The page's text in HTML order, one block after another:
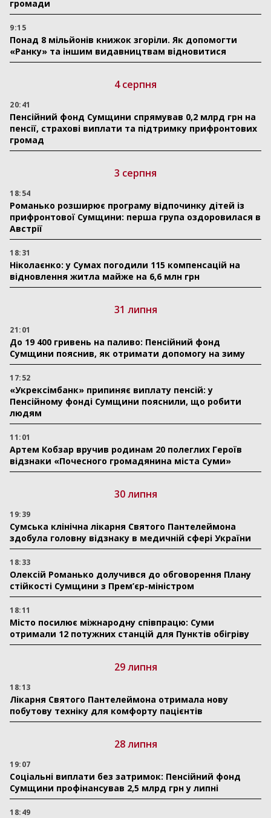
громади
9:15
Понад 8 мільйонів книжок згоріли. Як допомогти
«Ранку» та іншим видавництвам відновитися
4 серпня
20:41
Пенсійний фонд Сумщини спрямував 0,2 млрд грн на
пенсії, страхові виплати та підтримку прифронтових
громад
3 серпня
18:54
Романько розширює програму відпочинку дітей із
прифронтової Сумщини: перша група оздоровилася в
Австрії
18:31
Ніколаєнко: у Сумах погодили 115 компенсацій на
відновлення житла майже на 6,6 млн грн
31 липня
21:01
До 19 400 гривень на паливо: Пенсійний фонд
Сумщини пояснив, як отримати допомогу на зиму
17:52
«Укрексімбанк» припиняє виплату пенсій: у
Пенсійному фонді Сумщини пояснили, що робити
людям
11:01
Артем Кобзар вручив родинам 20 полеглих Героїв
відзнаки «Почесного громадянина міста Суми»
30 липня
19:39
Сумська клінічна лікарня Святого Пантелеймона
здобула головну відзнаку в медичній сфері України
18:33
Олексій Романько долучився до обговорення Плану
стійкості Сумщини з Прем’єр-міністром
18:11
Місто посилює міжнародну співпрацю: Суми
отримали 12 потужних станцій для Пунктів обігріву
29 липня
18:13
Лікарня Святого Пантелеймона отримала нову
побутову техніку для комфорту пацієнтів
28 липня
19:07
Соціальні виплати без затримок: Пенсійний фонд
Сумщини профінансував 2,5 млрд грн у липні
18:49